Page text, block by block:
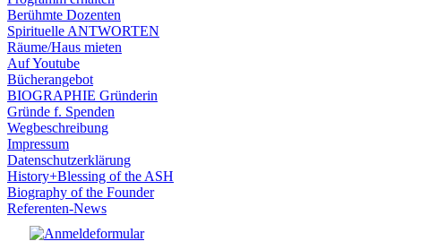
Berühmte Dozenten
Spirituelle ANTWORTEN
Räume/Haus mieten
Auf Youtube
Bücherangebot
BIOGRAPHIE Gründerin
Gründe f. Spenden
Wegbeschreibung
Impressum
Datenschutzerklärung
History+Blessing of the ASH
Biography of the Founder
Referenten-News